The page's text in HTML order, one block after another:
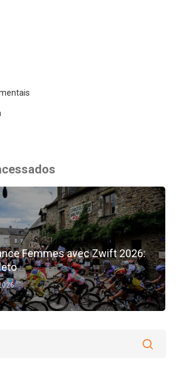
Femmes avec Zwift 2026: